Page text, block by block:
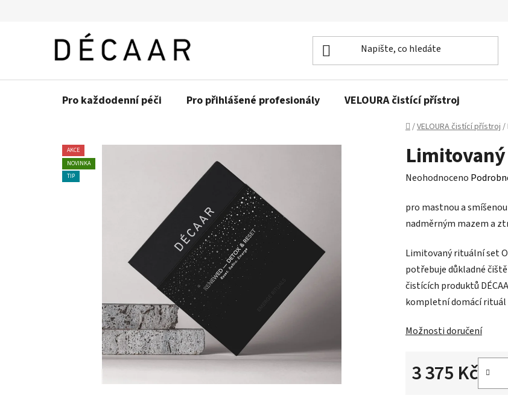
Pro každodenní péči Pro přihlášené profesionály VELOURA čistící přístroj
Domů
/VELOURA čistící přístroj /
Průměrné
produktu
je
z
5
hvězdiček.
Neohodnoceno
pro mastnou a
nadměrným mazem a
Limitovaný rituální set
potřebuje důkladné
čistících produktů
kompletní domácí rituál
Možnosti doručení
3 375 Kč
AKCE
NOVINKA
TIP